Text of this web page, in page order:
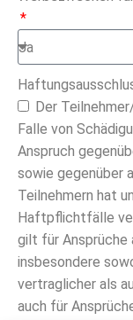
Der
Falle von
Anspruch
sowie gegenüber
Teilnehmern hat
Haftpflichtfälle
gilt für Ansprüche
insbesondere
vertraglicher als
auch für